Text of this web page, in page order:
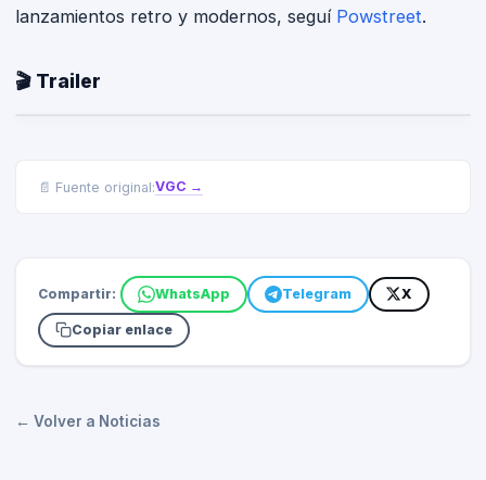
lanzamientos retro y modernos, seguí Powstreet.
🎬 Trailer
📄 Fuente original:VGC →
Compartir: WhatsApp Telegram X
Copiar enlace
← Volver a Noticias